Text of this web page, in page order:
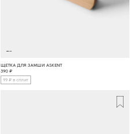
ЩЕТКА ДЛЯ ЗАМШИ ASKENT
390₽
99 ₽ в сплит